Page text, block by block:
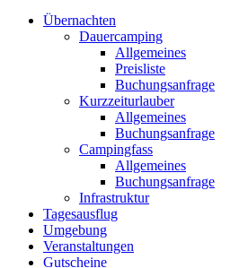
Übernachten
Dauercamping
Allgemeines
Preisliste
Buchungsanfrage
Kurzzeiturlauber
Allgemeines
Buchungsanfrage
Campingfass
Allgemeines
Buchungsanfrage
Infrastruktur
Tagesausflug
Umgebung
Veranstaltungen
Gutscheine